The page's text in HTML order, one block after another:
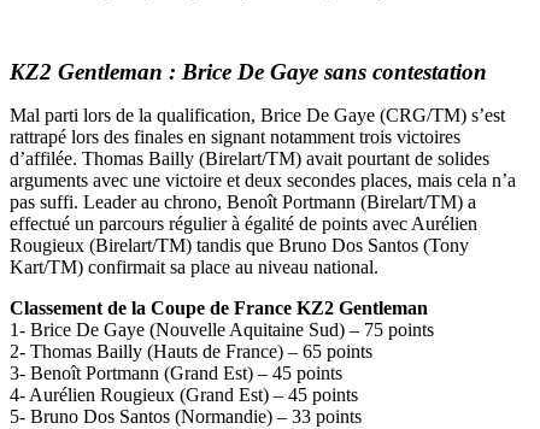
KZ2 Gentleman : Brice De Gaye sans contestation
Mal parti lors de la qualification, Brice De Gaye (CRG/TM) s’est
rattrapé lors des finales en signant notamment trois victoires
d’affilée. Thomas Bailly (Birelart/TM) avait pourtant de solides
arguments avec une victoire et deux secondes places, mais cela n’a
pas suffi. Leader au chrono, Benoît Portmann (Birelart/TM) a
effectué un parcours régulier à égalité de points avec Aurélien
Rougieux (Birelart/TM) tandis que Bruno Dos Santos (Tony
Kart/TM) confirmait sa place au niveau national.
Classement de la Coupe de France KZ2 Gentleman
1- Brice De Gaye (Nouvelle Aquitaine Sud) – 75 points
2- Thomas Bailly (Hauts de France) – 65 points
3- Benoît Portmann (Grand Est) – 45 points
4- Aurélien Rougieux (Grand Est) – 45 points
5- Bruno Dos Santos (Normandie) – 33 points